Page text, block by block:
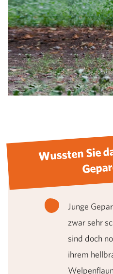
Wussten Sie
Junge
zwar sehr
sind doch
ihrem